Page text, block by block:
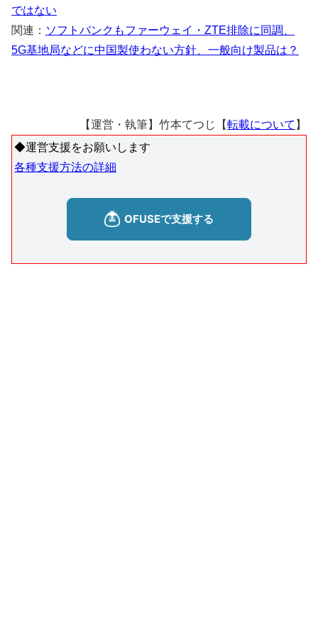
ではない
関連： ソフトバンクもファーウェイ・ZTE排除に同調、
5G基地局などに中国製使わない方針、一般向け製品は？
【運営・執筆】竹本てつじ【転載について 】
◆運営支援をお願いします
各種支援方法の詳細